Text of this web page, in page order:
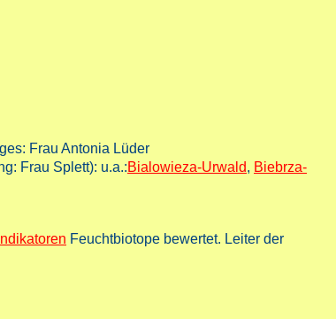
Frau Antonia Lüder
Frau Splett): u.a.:Bialowieza-Urwald, Biebrza-
Feuchtbiotope bewertet. Leiter der